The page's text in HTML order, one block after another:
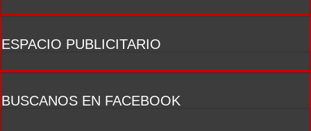
ESPACIO PUBLICITARIO
BUSCANOS EN FACEBOOK